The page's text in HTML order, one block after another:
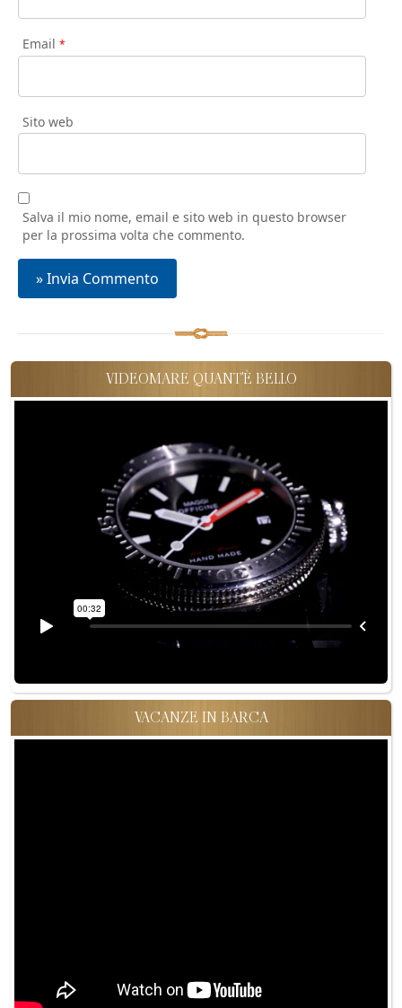
Email *
Sito web
Salva il mio nome, email e sito web in questo browser
per la prossima volta che commento.
VIDEOMARE QUANT'È BELLO
VACANZE IN BARCA